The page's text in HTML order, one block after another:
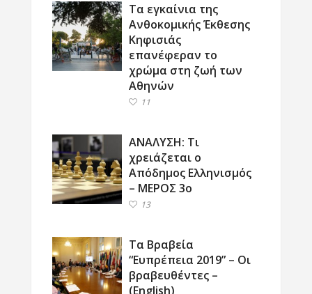
Τα εγκαίνια της
Ανθοκομικής Έκθεσης
Κηφισιάς
επανέφεραν το
χρώμα στη ζωή των
Αθηνών
11
ΑΝΑΛΥΣΗ: Τι
χρειάζεται ο
Απόδημος Ελληνισμός
– ΜΕΡΟΣ 3ο
13
Τα Βραβεία
“Ευπρέπεια 2019” – Οι
βραβευθέντες –
(English)